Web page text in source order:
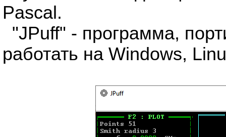
Pascal.
"JPuff" - программа,
работать на Windows,